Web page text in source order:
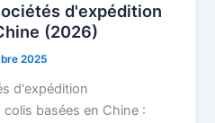
d'expédition
(2026)
2025
d'expédition
basées en Chine :